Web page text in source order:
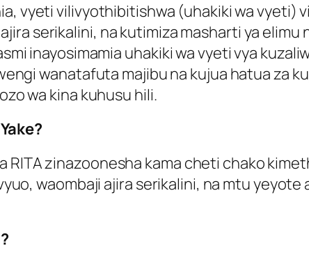
vyeti vilivyothibitishwa (uhakiki wa vyeti)
serikalini, na kutimiza masharti ya elimu
inayosimamia uhakiki wa vyeti vya
wanatafuta majibu na kujua hatua za
wa kina kuhusu hili.
zinazoonesha kama cheti chako
waombaji ajira serikalini, na mtu